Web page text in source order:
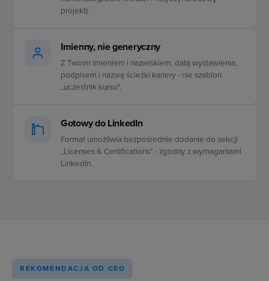
projekt).
Imienny, nie generyczny
Z Twoim imieniem i nazwiskiem, datą wystawienia,
podpisem i nazwą ścieżki kariery - nie szablon
„uczestnik kursu".
Gotowy do LinkedIn
Format umożliwia bezpośrednie dodanie do sekcji
„Licenses & Certifications" - zgodny z wymaganiami
LinkedIn.
REKOMENDACJA OD CEO